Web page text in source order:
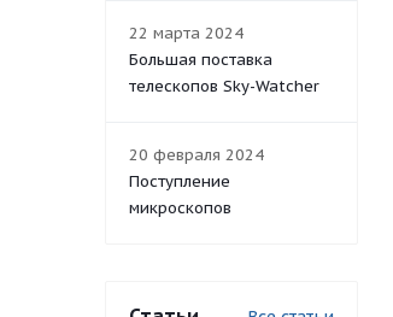
22 марта 2024
Большая поставка
телескопов Sky-Watcher
20 февраля 2024
Поступление
микроскопов